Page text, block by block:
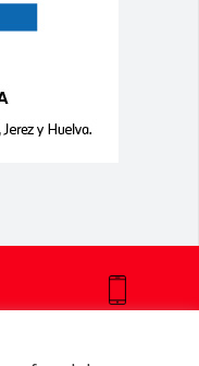
+34 627 35